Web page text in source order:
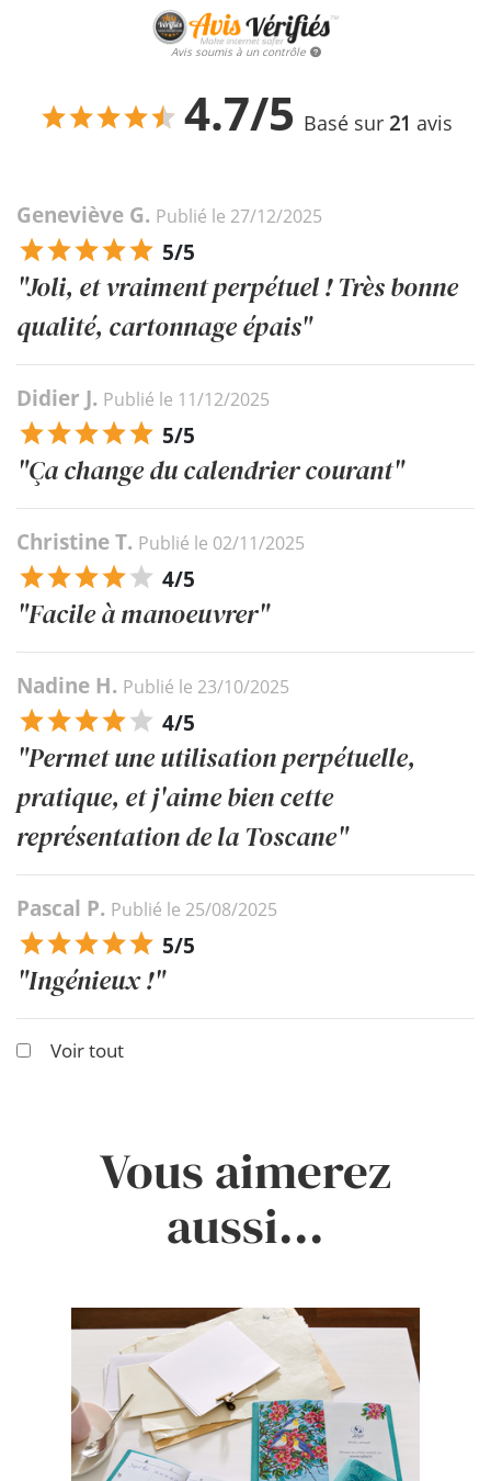
Avis soumis à un contrôle
4.7/5 Basé sur 21 avis
Geneviève G. Publié le 27/12/2025
5/5
"Joli, et vraiment perpétuel ! Très bonne
qualité, cartonnage épais"
Didier J. Publié le 11/12/2025
5/5
"Ça change du calendrier courant"
Christine T. Publié le 02/11/2025
4/5
"Facile à manoeuvrer"
Nadine H. Publié le 23/10/2025
4/5
"Permet une utilisation perpétuelle,
pratique, et j'aime bien cette
représentation de la Toscane"
Pascal P. Publié le 25/08/2025
5/5
"Ingénieux !"
Voir tout
Vous aimerez
aussi...